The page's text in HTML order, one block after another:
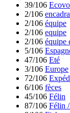
39/106
2/106
2/106 équipe
2/106 equipe
2/106 équipe
5/106
47/106 Eté
3/106 Europe
72/106
6/106 fèces
45/106 Félin
87/106 Félin